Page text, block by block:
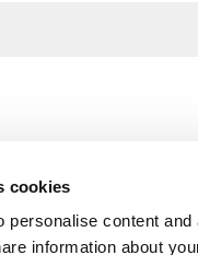
cookies
personalise content
information about